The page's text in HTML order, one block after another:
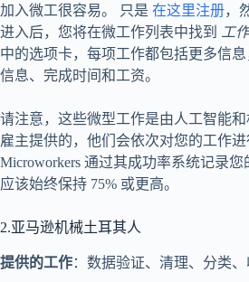
加入微工很容易。 只是 在这里注册，
进入后，您将在微工作列表中找到 工
中的选项卡，每项工作都包括更多信
信息、完成时间和工资。
请注意，这些微型工作是由人工智能
雇主提供的，他们会依次对您的工作进
Microworkers 通过其成功率系统记录
应该始终保持 75% 或更高。
2.亚马逊机械土耳其人
提供的工作：数据验证、清理、分类